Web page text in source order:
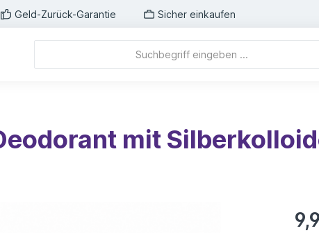
Geld-Zurück-Garantie Sicher einkaufen
mit